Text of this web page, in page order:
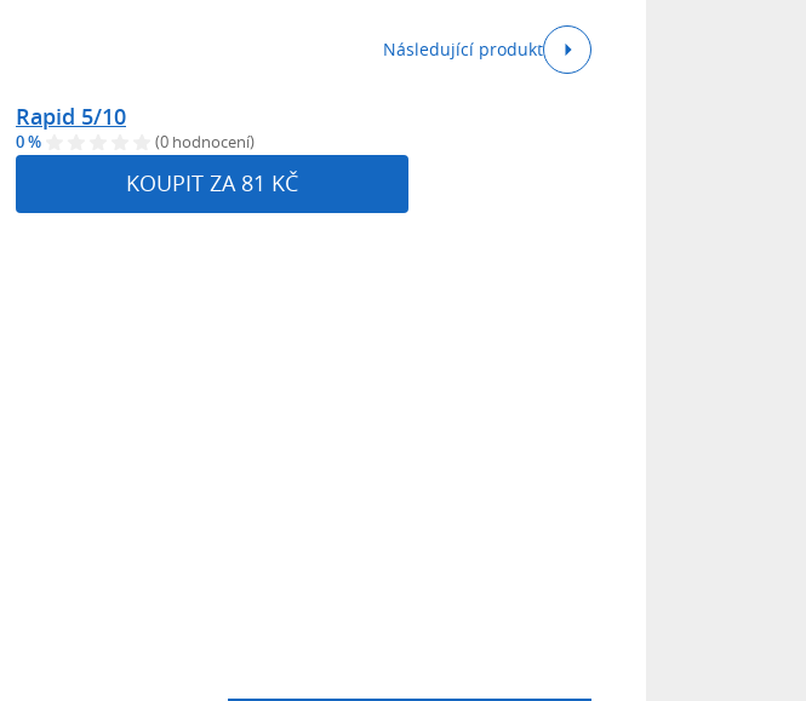
Následující produkt
Rapid 5/10
0 % (0 hodnocení)
KOUPIT ZA 81 KČ